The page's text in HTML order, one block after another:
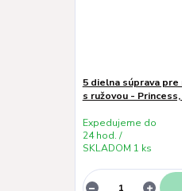
5 dielna súprava
s ružovou -
Expedujeme do
24 hod. /
SKLADOM 1 ks